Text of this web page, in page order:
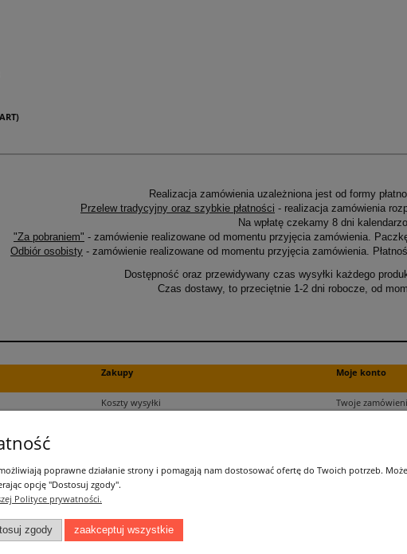
Realizacja zamówienia uzależniona jest od formy
Przelew tradycyjny oraz szybkie płatności - realizacja zamówienia
Na wpłatę czekamy 8 dni
"Za pobraniem" - zamówienie realizowane od momentu przyjęcia zamówienia.
Odbiór osobisty - zamówienie realizowane od momentu przyjęcia zamówienia.
Dostępność oraz przewidywany czas wysyłki każdego
Czas dostawy, to przeciętnie 1-2 dni robocze, od
Zakupy
Koszty wysyłki
Czas realizacji zamówień
Moje konto
Twoje
Łatwy dojazd z Sopotu, Gdańska i Gdyni - przekonaj się i
poprawne działanie strony i pomagają nam dostosować ofertę do Twoich potrzeb.
opcję "Dostosuj zgody".
Polityce prywatności.
zgody zaakceptuj wszystkie